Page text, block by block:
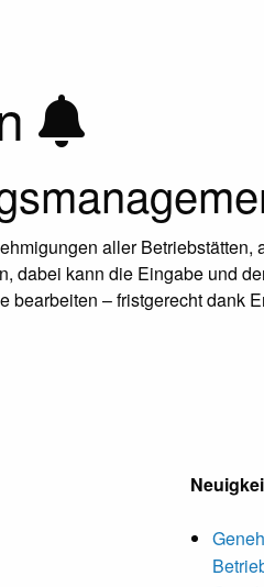
aller
dabei kann die Eingabe und
bearbeiten – fristgerecht dank